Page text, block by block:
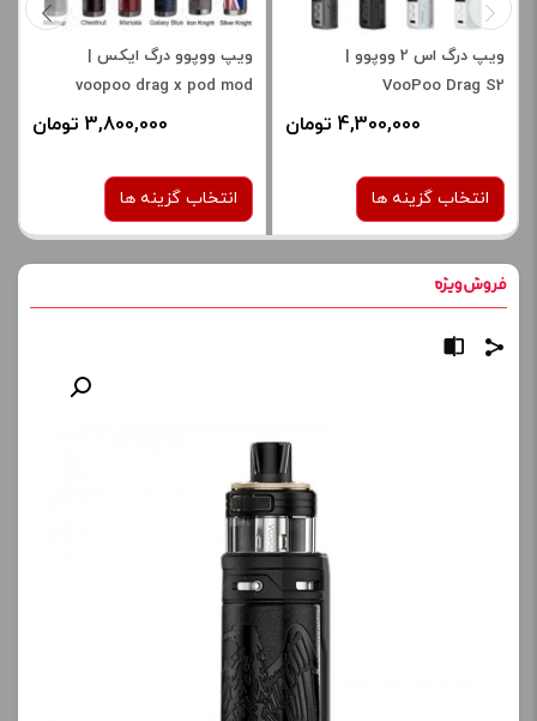
ویپ درگ اس 2 ووپوو |
VooPoo Drag S2
4,300,000 تومان
انتخاب گزینه ها
محصول را از کادر بالا انتخاب
ویپ ووپوو درگ ایکس |
voopoo drag x pod mod
3,800,000 تومان
انتخاب گزینه ها
محصول را از کادر بالا انتخاب
قیمت: 15 ساعت پیش
تمامی قیمت ها بروز